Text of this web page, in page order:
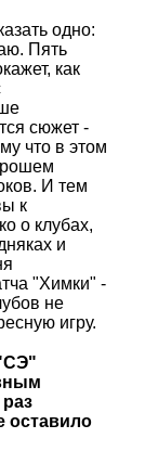
одно:
Пять
как
сюжет -
что в этом
И тем
к
о клубах,
и
"Химки" -
не
игру.
оставило